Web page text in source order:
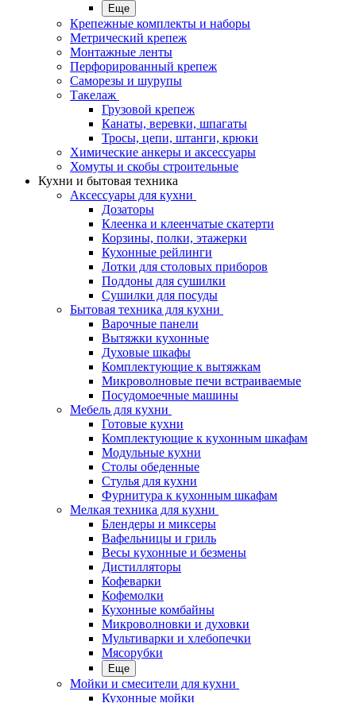
Еще
Крепежные комплекты и наборы
Метрический крепеж
Монтажные ленты
Перфорированный крепеж
Саморезы и шурупы
Такелаж
Грузовой крепеж
Канаты, веревки, шпагаты
Тросы, цепи, штанги, крюки
Химические анкеры и аксессуары
Хомуты и скобы строительные
Кухни и бытовая техника
Аксессуары для кухни
Дозаторы
Клеенка и клеенчатые скатерти
Корзины, полки, этажерки
Кухонные рейлинги
Лотки для столовых приборов
Поддоны для сушилки
Сушилки для посуды
Бытовая техника для кухни
Варочные панели
Вытяжки кухонные
Духовые шкафы
Комплектующие к вытяжкам
Микроволновые печи встраиваемые
Посудомоечные машины
Мебель для кухни
Готовые кухни
Комплектующие к кухонным шкафам
Модульные кухни
Столы обеденные
Стулья для кухни
Фурнитура к кухонным шкафам
Мелкая техника для кухни
Блендеры и миксеры
Вафельницы и гриль
Весы кухонные и безмены
Дистилляторы
Кофеварки
Кофемолки
Кухонные комбайны
Микроволновки и духовки
Мультиварки и хлебопечки
Мясорубки
Еще
Мойки и смесители для кухни
Кухонные мойки